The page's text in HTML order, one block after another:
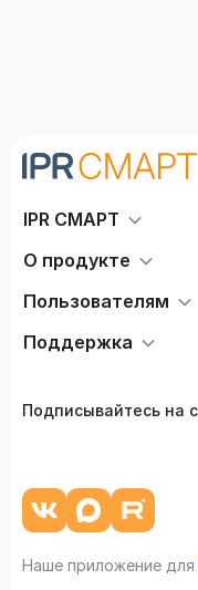
IPR СМАРТ
О продукте
Пользователям
Поддержка
Подписывайтесь на
Наше приложение для